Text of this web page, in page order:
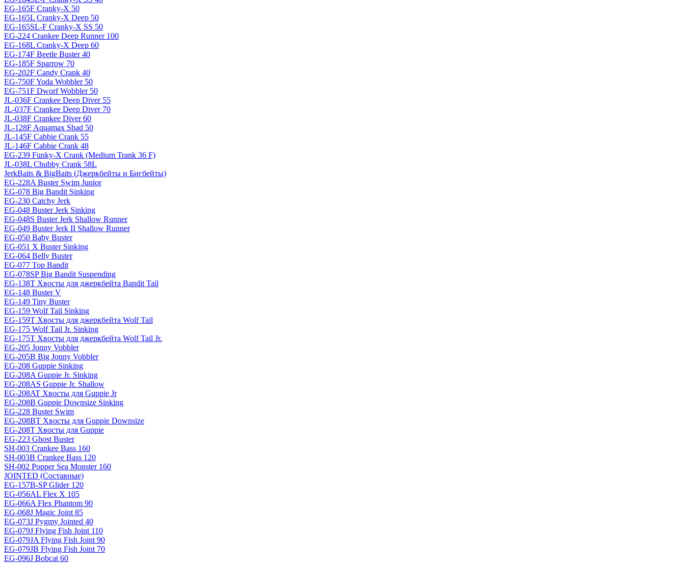
EG-165F Cranky-X 50
EG-165L Cranky-X Deep 50
EG-165SL-F Cranky-X SS 50
EG-224 Crankee Deep Runner 100
EG-168L Cranky-X Deep 60
EG-174F Beetle Buster 40
EG-185F Sparrow 70
EG-202F Candy Crank 40
EG-750F Yoda Wobbler 50
EG-751F Dworf Wobbler 50
JL-036F Crankee Deep Diver 55
JL-037F Crankee Deep Diver 70
JL-038F Crankee Diver 60
JL-128F Aquamax Shad 50
JL-145F Cabbie Crank 55
JL-146F Cabbie Crank 48
EG-239 Funky-X Crank (Medium Trank 36 F)
JL-038L Chubby Crank 58L
JerkBaits & BigBaits (Джеркбейты и Бигбейты)
EG-228A Buster Swim Junior
EG-078 Big Bandit Sinking
EG-230 Catchy Jerk
EG-048 Buster Jerk Sinking
EG-048S Buster Jerk Shallow Runner
EG-049 Buster Jerk II Shallow Runner
EG-050 Baby Buster
EG-051 X Buster Sinking
EG-064 Belly Buster
EG-077 Top Bandit
EG-078SP Big Bandit Suspending
EG-138T Хвосты для джеркбейта Bandit Tail
EG-148 Buster V
EG-149 Tiny Buster
EG-159 Wolf Tail Sinking
EG-159T Хвосты для джеркбейта Wolf Tail
EG-175 Wolf Tail Jr. Sinking
EG-175T Хвосты для джеркбейта Wolf Tail Jr.
EG-205 Jonny Vobbler
EG-205B Big Jonny Vobbler
EG-208 Guppie Sinking
EG-208A Guppie Jr. Sinking
EG-208AS Guppie Jr. Shallow
EG-208AT Хвосты для Guppie Jr
EG-208B Guppie Downsize Sinking
EG-228 Buster Swim
EG-208BT Хвосты для Guppie Downsize
EG-208T Хвосты для Guppie
EG-223 Ghost Buster
SH-003 Crankee Bass 160
SH-003B Crankee Bass 120
SH-002 Popper Sea Monster 160
JOINTED (Составные)
EG-157B-SP Glider 120
EG-056AL Flex X 105
EG-066A Flex Phantom 90
EG-068J Magic Joint 85
EG-073J Pygmy Jointed 40
EG-079J Flying Fish Joint 110
EG-079JA Flying Fish Joint 90
EG-079JB Flying Fish Joint 70
EG-096J Bobcat 60